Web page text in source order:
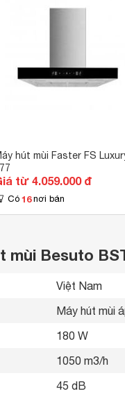
hút mùi Faster FS
từ 4.059.000 đ
Có 16 nơi bán
Besuto
Việt Nam
Máy hút mùi
180 W
1050 m3/h
45 dB